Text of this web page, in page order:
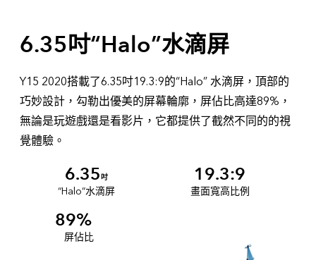
6.35吋“Halo”水滴屏
Y15 2020搭載了6.35吋19.3:9的“Halo” 水滴屏，頂部的
巧妙設計，勾勒出優美的屏幕輪廓，屏佔比高達89%，
無論是玩遊戲還是看影片，它都提供了截然不同的的視
覺體驗。
6.35吋
“Halo”水滴屏
19.3:9
畫面寬高比例
89%
屏佔比